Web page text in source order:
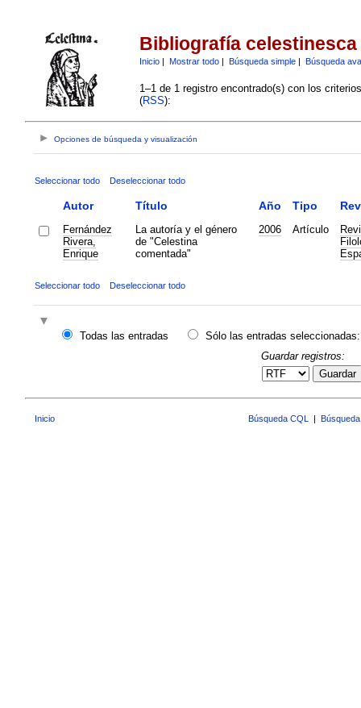
Bibliografía celestinesca
Inicio| Mostrar todo| Búsqueda simple| Búsqueda
1–1 de 1 registro encontrado(s) con los
(RSS):
Opciones de búsqueda y visualización
Seleccionar todo Deseleccionar todo
Autor Título Año Tipo
Fernández
Rivera,
Enrique
La autoría y el género
de "Celestina
comentada"
2006 Artículo
Seleccionar todo Deseleccionar todo
Todas las entradas
Sólo las entradas seleccionadas:
Guardar registros:
Guardar
Inicio Búsqueda CQL